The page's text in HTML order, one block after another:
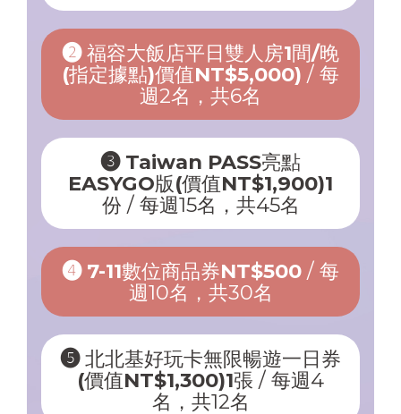
➋ 福容大飯店平日雙人房1間/晚
(指定據點)價值NT$5,000) / 每
週2名，共6名
➌ Taiwan PASS亮點
EASYGO版(價值NT$1,900)1
份 / 每週15名，共45名
➍ 7-11數位商品券NT$500 / 每
週10名，共30名
➎ 北北基好玩卡無限暢遊一日券
(價值NT$1,300)1張 / 每週4
名，共12名